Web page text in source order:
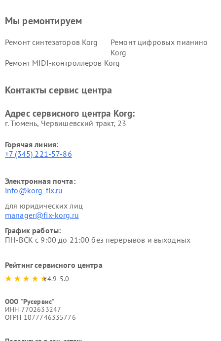
Мы ремонтируем
Ремонт синтезаторов Korg
Ремонт цифровых пианино
Korg
Ремонт MIDI-контроллеров Korg
Контакты сервис центра
Адрес сервисного центра Korg:
г. Тюмень, ​Червишевский тракт, 23
Горячая линия:
+7 (345) 221-57-86
Электронная почта:
info@korg-fix.ru
для юридических лиц
manager@fix-korg.ru
График работы:
ПН-ВСК с 9:00 до 21:00 без перерывов и выходных
Рейтинг сервисного центра
4.9-5.0
ООО "Русервис"
ИНН 7702633247
ОГРН 1077746335776